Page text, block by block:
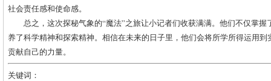
社会责任感和使命感。
总之，这次探秘气象的“魔法”之旅让小记者们收获满满。他们不仅掌
养了科学精神和探索精神。相信在未来的日子里，他们会将所学所得运用
贡献自己的力量。
关键词：